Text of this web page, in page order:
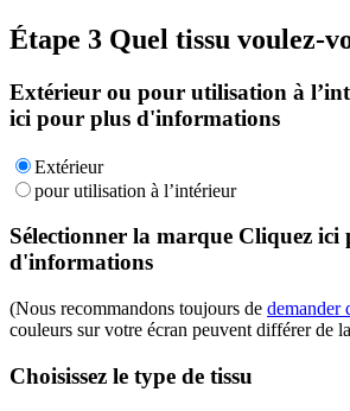
Étape 3 Quel tissu voulez-
Extérieur ou pour utilisation à
ici pour plus d'informations
Extérieur
pour utilisation à l’intérieur
Sélectionner la marque Cliquez ici
d'informations
(Nous recommandons toujours de demander
couleurs sur votre écran peuvent différer de
Choisissez le type de tissu